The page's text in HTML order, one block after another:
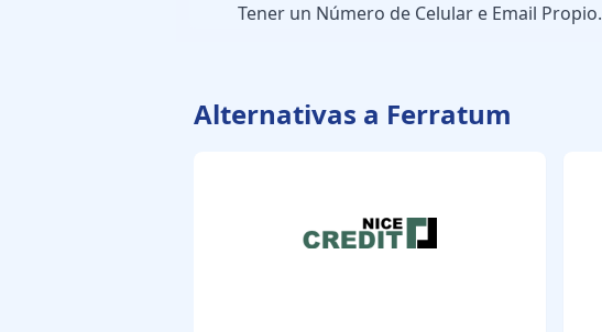
Tener un Número de Celular e Email Propio.
Alternativas a Ferratum